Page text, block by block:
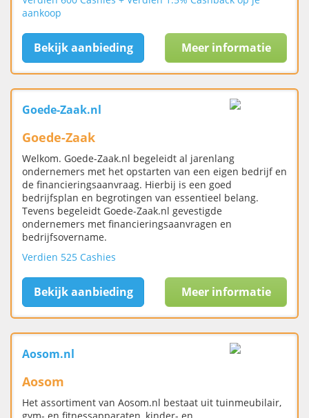
aankoop
Bekijk aanbieding Meer informatie
Goede-Zaak.nl
Goede-Zaak
Welkom. Goede-Zaak.nl begeleidt al jarenlang
ondernemers met het opstarten van een eigen bedrijf en
de financieringsaanvraag. Hierbij is een goed
bedrijfsplan en begrotingen van essentieel belang.
Tevens begeleidt Goede-Zaak.nl gevestigde
ondernemers met financieringsaanvragen en
bedrijfsovername.
Verdien 525 Cashies
Bekijk aanbieding Meer informatie
Aosom.nl
Aosom
Het assortiment van Aosom.nl bestaat uit tuinmeubilair,